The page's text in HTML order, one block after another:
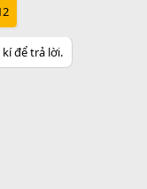
để trả lời.